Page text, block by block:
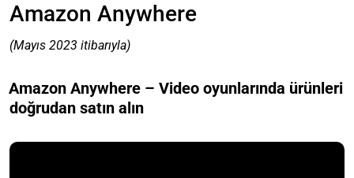
Amazon Anywhere
(Mayıs 2023 itibarıyla)
Amazon Anywhere – Video oyunlarında ürünleri
doğrudan satın alın